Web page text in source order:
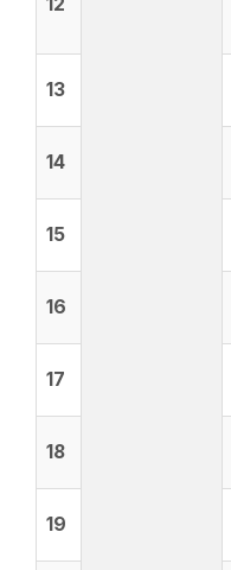
13
14
15
16
17
18
19